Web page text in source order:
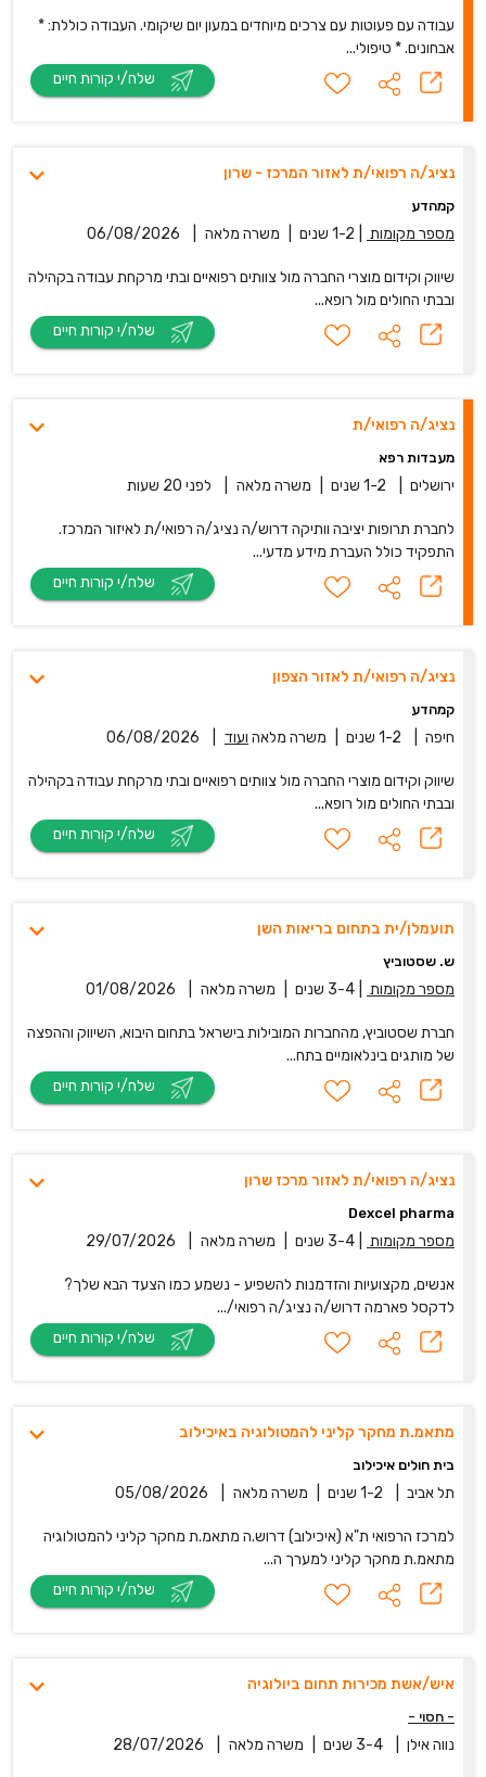
עבודה עם פעוטות עם צרכים מיוחדים במעון יום שיקומי. העבודה כוללת: *
אבחונים. * טיפולי...
נציג/ה רפואי/ת לאזור המרכז - שרון
קמהדע
מספר מקומות 1-2 שנים משרה מלאה 06/08/2026
שיווק וקידום מוצרי החברה מול צוותים רפואיים ובתי מרקחת עבודה בקהילה
ובבתי החולים מול רופא...
נציג/ה רפואי/ת
מעבדות רפא
ירושלים 1-2 שנים משרה מלאה לפני 20 שעות
לחברת תרופות יציבה וותיקה דרוש/ה נציג/ה רפואי/ת לאיזור המרכז.
התפקיד כולל העברת מידע מדעי...
נציג/ה רפואי/ת לאזור הצפון
קמהדע
חיפה 1-2 שנים משרה מלאה ועוד 06/08/2026
שיווק וקידום מוצרי החברה מול צוותים רפואיים ובתי מרקחת עבודה בקהילה
ובבתי החולים מול רופא...
תועמלן/ית בתחום בריאות השן
ש. שסטוביץ
מספר מקומות 3-4 שנים משרה מלאה 01/08/2026
חברת שסטוביץ, מהחברות המובילות בישראל בתחום היבוא, השיווק וההפצה
של מותגים בינלאומיים בתח...
נציג/ה רפואי/ת לאזור מרכז שרון
Dexcel pharma
מספר מקומות 3-4 שנים משרה מלאה 29/07/2026
אנשים, מקצועיות והזדמנות להשפיע - נשמע כמו הצעד הבא שלך?
לדקסל פארמה דרוש/ה נציג/ה רפואי/...
מתאמ.ת מחקר קליני להמטולוגיה באיכילוב
בית חולים איכילוב
תל אביב 1-2 שנים משרה מלאה 05/08/2026
למרכז הרפואי ת"א (איכילוב) דרוש.ה מתאמ.ת מחקר קליני להמטולוגיה
מתאמ.ת מחקר קליני למערך ה...
איש/אשת מכירות תחום ביולוגיה
- חסוי -
נווה אילן 3-4 שנים משרה מלאה 28/07/2026